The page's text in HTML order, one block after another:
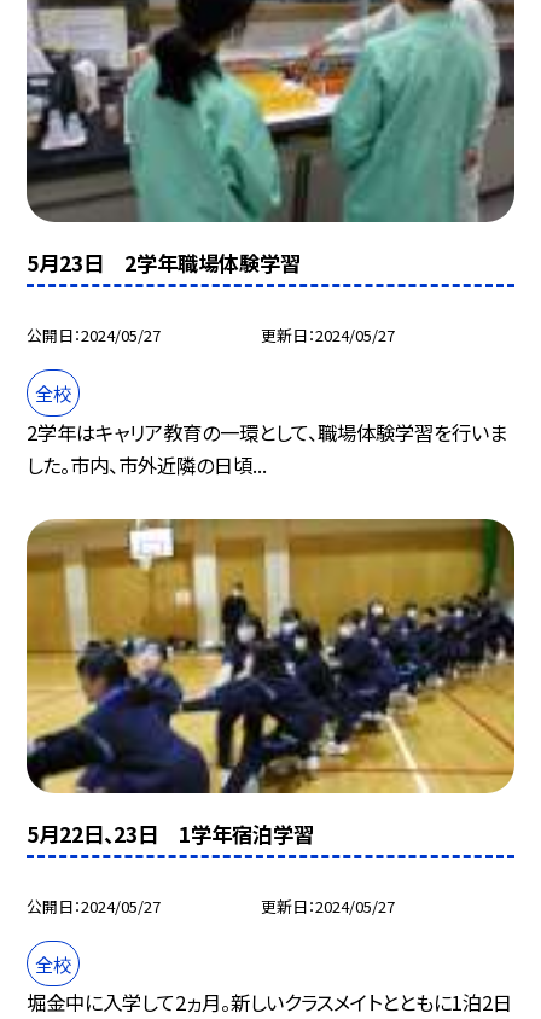
5月23日 2学年職場体験学習
公開日 2024/05/27 更新日 2024/05/27
全校
2学年はキャリア教育の一環として、職場体験学習を行いま
した。市内、市外近隣の日頃...
5月22日、23日 1学年宿泊学習
公開日 2024/05/27 更新日 2024/05/27
全校
堀金中に入学して2ヵ月。新しいクラスメイトとともに1泊2日